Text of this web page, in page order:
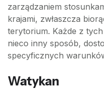
zarządzaniem
krajami, zwłaszcza
terytorium. Każde z
nieco inny sposób,
specyficznych
Watykan